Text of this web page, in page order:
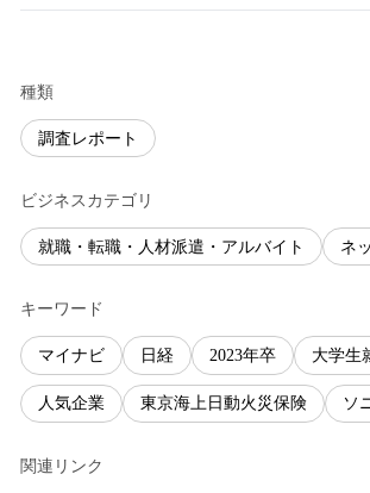
種類
調査レポート
ビジネスカテゴリ
就職・転職・人材派遣・アルバイト ネ
キーワード
マイナビ 日経 2023年卒 大学生
人気企業 東京海上日動火災保険 ソ
関連リンク